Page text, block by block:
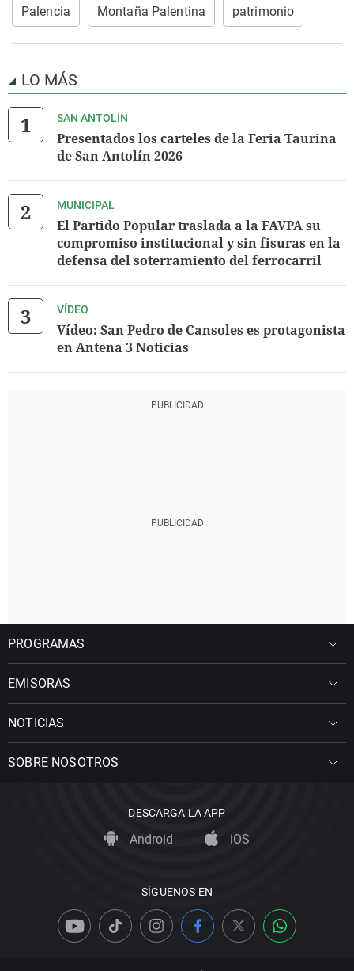
Palencia Montaña Palentina patrimonio
LO MÁS
SAN ANTOLÍN
Presentados los carteles de la Feria Taurina
de San Antolín 2026
MUNICIPAL
El Partido Popular traslada a la FAVPA su
compromiso institucional y sin fisuras en la
defensa del soterramiento del ferrocarril
VÍDEO
Vídeo: San Pedro de Cansoles es protagonista
en Antena 3 Noticias
PROGRAMAS
EMISORAS
NOTICIAS
SOBRE NOSOTROS
DESCARGA LA APP
Android iOS
SÍGUENOS EN